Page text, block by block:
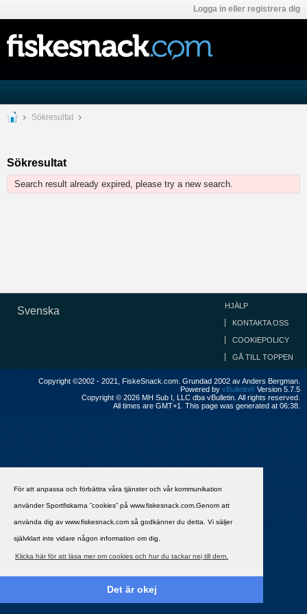
För att anpassa och förbättra våra tjänster och vår kommunikation
använder Sportfiskarna ”cookies” på www.fiskesnack.com.Genom att
använda dig av www.fiskesnack.com så godkänner du detta. Vi säljer
självklart inte vidare någon information om dig.
Klicka här för att läsa mer om cookies och hur du tackar nej till dem.
Det är okej
Logga in eller registrera dig
Sökresultat
Sökresultat
Search result already expired, please try a new search.
Svenska HJÄLP
KONTAKTA OSS
COOKIEPOLICY
GÅ TILL TOPPEN
Copyright ©2002 - 2021, FiskeSnack.com. Grundad 2002 av Anders Bergman.
Powered by vBulletin® Version 5.7.5
Copyright © 2026 MH Sub I, LLC dba vBulletin. All rights reserved.
All times are GMT+1. This page was generated at 06:38.